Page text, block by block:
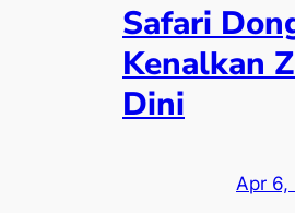
Safari
Kenalkan
Dini
Apr 6,